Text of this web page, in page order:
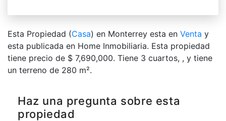
Esta Propiedad (Casa) en Monterrey esta en Venta y
esta publicada en Home Inmobiliaria. Esta propiedad
tiene precio de $ 7,690,000. Tiene 3 сuartos, , y tiene
un terreno de 280 m².
Haz una pregunta sobre esta
propiedad